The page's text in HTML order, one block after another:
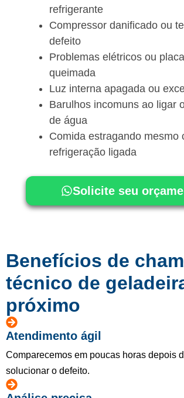
refrigerante
Compressor danificado ou
defeito
Problemas elétricos ou
queimada
Luz interna apagada ou
Barulhos incomuns ao ligar
de água
Comida estragando mesmo
refrigeração ligada
Solicite seu
Benefícios de
técnico de
próximo
Atendimento ágil
Comparecemos em poucas horas depois
solucionar o defeito.